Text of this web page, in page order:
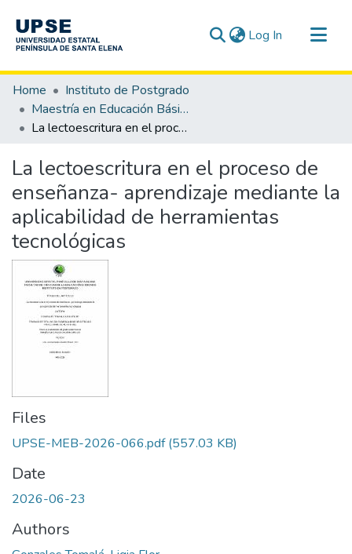
Log In (current)
Communities & Collections
All of DSpace
Statistics
Home
Instituto de Postgrado
Maestría en Educación Básica
La lectoescritura en el proceso de enseñanza- aprendizaje mediante la aplicabilidad de herramientas tecnológicas
La lectoescritura en el proceso de
enseñanza- aprendizaje mediante la
aplicabilidad de herramientas
tecnológicas
Files
UPSE-MEB-2026-066.pdf(557.03 KB)
Date
2026-06-23
Authors